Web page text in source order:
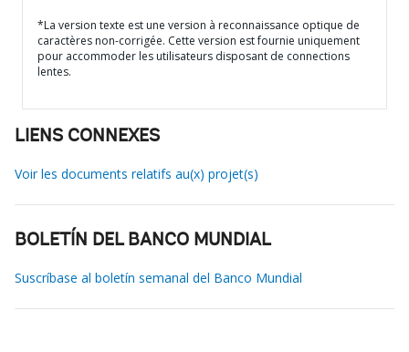
*La version texte est une version à reconnaissance optique de
caractères non-corrigée. Cette version est fournie uniquement
pour accommoder les utilisateurs disposant de connections
lentes.
LIENS CONNEXES
Voir les documents relatifs au(x) projet(s)
BOLETÍN DEL BANCO MUNDIAL
Suscríbase al boletín semanal del Banco Mundial